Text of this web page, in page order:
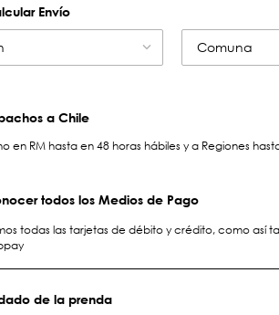
Envío
Comuna
a Chile
en RM hasta en 48 horas hábiles y a Regiones
todos los Medios de Pago
todas las tarjetas de débito y crédito, como así
de la prenda